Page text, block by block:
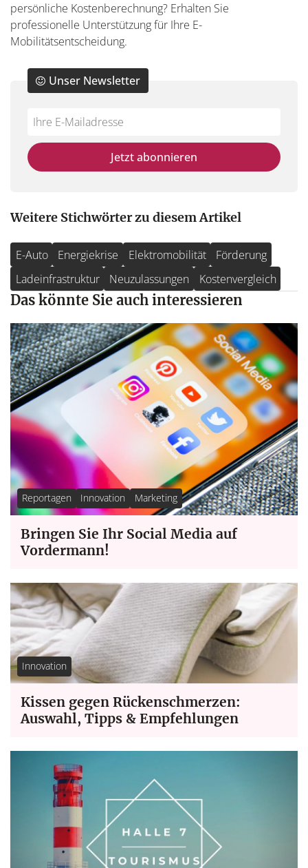
persönliche Kostenberechnung? Erhalten Sie
professionelle Unterstützung für Ihre E-
Mobilitätsentscheidung.
Do
fill
this
Unser Newsletter
*Ihre
Mailadresse:
Jetzt abonnieren
Weitere Stichwörter zu diesem Artikel
E-Auto Energiekrise Elektromobilität
Förderung
Ladeinfrastruktur
Neuzulassungen Kostenvergleich
Das könnte Sie auch interessieren
Reportagen Innovation Marketing
Bringen Sie Ihr Social Media auf
Vordermann!
Innovation
Kissen gegen Rückenschmerzen:
Auswahl, Tipps & Empfehlungen